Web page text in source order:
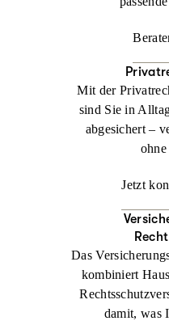
Mit der
sind Sie in
abgesichert –
Jetzt
Das
kombiniert
damit, was